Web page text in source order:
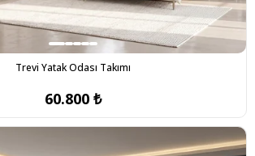
Trevi Yatak Odası Takımı
60.800 ₺